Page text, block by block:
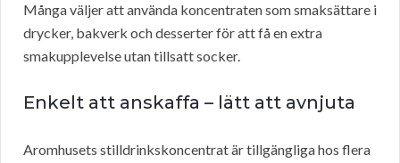
Många väljer att använda koncentraten som smaksättare i
drycker, bakverk och desserter för att få en extra
smakupplevelse utan tillsatt socker.
Enkelt att anskaffa – lätt att avnjuta
Aromhusets stilldrinkskoncentrat är tillgängliga hos flera